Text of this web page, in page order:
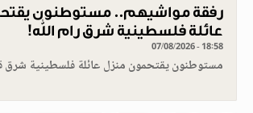
رفقة مواشيهم.. مستوطنون
عائلة فلسطينية شرق رام الله!
07/08/2026 - 18:58
مستوطنون يقتحمون منزل عائلة فلسطينية